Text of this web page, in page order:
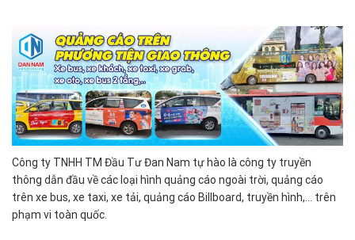
Công ty TNHH TM Đầu Tư Đan Nam tự hào là công ty truyền
thông dẫn đầu về các loại hình quảng cáo ngoài trời, quảng cáo
trên xe bus, xe taxi, xe tải, quảng cáo Billboard, truyền hình,… trên
phạm vi toàn quốc.